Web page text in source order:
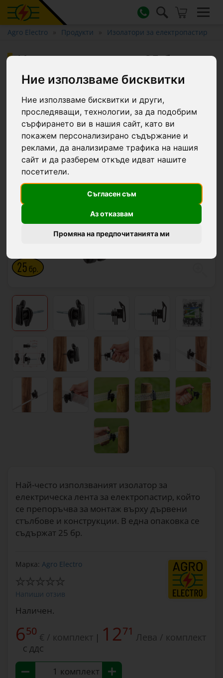
Ние използваме бисквитки
Ние използваме бисквитки и други,
проследяващи, технологии, за да подобрим
сърфирането ви в нашия сайт, като ви
покажем персонализирано съдържание и
реклами, да анализираме трафика на нашия
сайт и да разберем откъде идват нашите
посетители.
Съгласен съм
Аз отказвам
Промяна на предпочитанията ми
Agro Electro Продукти Изолатори за електропастир
Изолатор за лента, 25 бр.
Най-често използваният изолатор за
електрическа лента за електропастир, който
се препоръчва за монтаж върху дървени
стълбове и конструкции. В една опаковка се
съдържат 25 бр.
Марка: Agro Electro
Напиши отзив
Наличен.
650 € / комплект | 1271 Лева / комплект
С ДДС
комплект